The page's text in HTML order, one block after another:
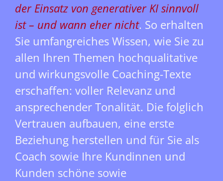
der Einsatz von generativer KI sinnvoll
ist – und wann eher nicht. So erhalten
Sie umfangreiches Wissen, wie Sie zu
allen Ihren Themen hochqualitative
und wirkungsvolle Coaching-Texte
erschaffen: voller Relevanz und
ansprechender Tonalität. Die folglich
Vertrauen aufbauen, eine erste
Beziehung herstellen und für Sie als
Coach sowie Ihre Kundinnen und
Kunden schöne sowie